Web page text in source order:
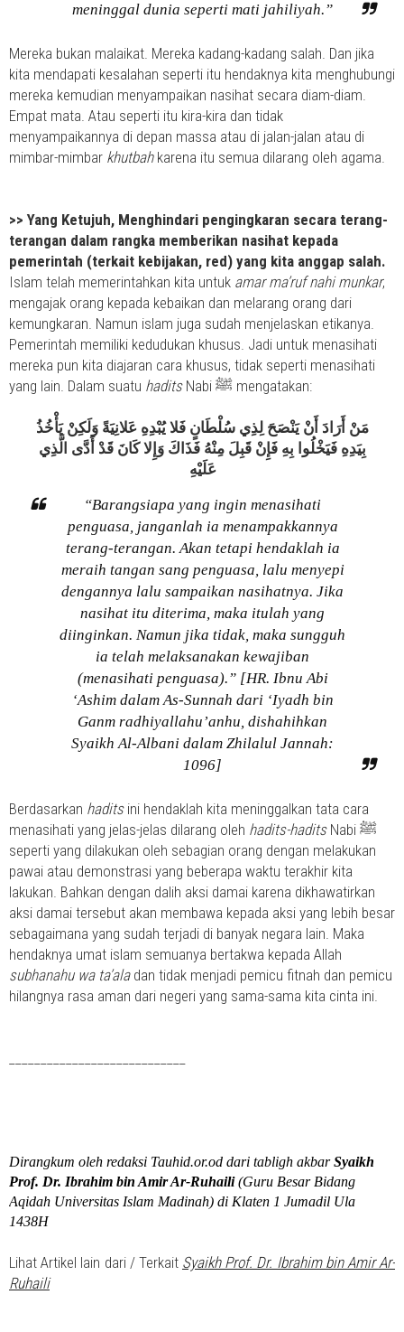
meninggal dunia seperti mati jahiliyah.”
Mereka bukan malaikat. Mereka kadang-kadang salah. Dan jika
kita mendapati kesalahan seperti itu hendaknya kita menghubungi
mereka kemudian menyampaikan nasihat secara diam-diam.
Empat mata. Atau seperti itu kira-kira dan tidak
menyampaikannya di depan massa atau di jalan-jalan atau di
mimbar-mimbar khutbah karena itu semua dilarang oleh agama.
>> Yang Ketujuh, Menghindari pengingkaran secara terang-
terangan dalam rangka memberikan nasihat kepada
pemerintah (terkait kebijakan, red) yang kita anggap salah.
Islam telah memerintahkan kita untuk amar ma’ruf nahi munkar,
mengajak orang kepada kebaikan dan melarang orang dari
kemungkaran. Namun islam juga sudah menjelaskan etikanya.
Pemerintah memiliki kedudukan khusus. Jadi untuk menasihati
mereka pun kita diajaran cara khusus, tidak seperti menasihati
yang lain. Dalam suatu hadits Nabi ﷺ mengatakan:
مَنْ أَرَادَ أَنْ يَنْصَحَ لِذِي سُلْطَانٍ فَلا يُبْدِهِ عَلانِيَةً وَلَكِنْ يَأْخُذُ
بِيَدِهِ فَيَخْلُوا بِهِ فَإِنْ قَبِلَ مِنْهُ فَذَاكَ وَإِلا كَانَ قَدْ أَدَّى الَّذِي
عَلَيْهِ
“Barangsiapa yang ingin menasihati
penguasa, janganlah ia menampakkannya
terang-terangan. Akan tetapi hendaklah ia
meraih tangan sang penguasa, lalu menyepi
dengannya lalu sampaikan nasihatnya. Jika
nasihat itu diterima, maka itulah yang
diinginkan. Namun jika tidak, maka sungguh
ia telah melaksanakan kewajiban
(menasihati penguasa).” [HR. Ibnu Abi
‘Ashim dalam As-Sunnah dari ‘Iyadh bin
Ganm radhiyallahu’anhu, dishahihkan
Syaikh Al-Albani dalam Zhilalul Jannah:
1096]
Berdasarkan hadits ini hendaklah kita meninggalkan tata cara
menasihati yang jelas-jelas dilarang oleh hadits-hadits Nabi ﷺ
seperti yang dilakukan oleh sebagian orang dengan melakukan
pawai atau demonstrasi yang beberapa waktu terakhir kita
lakukan. Bahkan dengan dalih aksi damai karena dikhawatirkan
aksi damai tersebut akan membawa kepada aksi yang lebih besar
sebagaimana yang sudah terjadi di banyak negara lain. Maka
hendaknya umat islam semuanya bertakwa kepada Allah
subhanahu wa ta’aladan tidak menjadi pemicu fitnah dan pemicu
hilangnya rasa aman dari negeri yang sama-sama kita cinta ini.
Dirangkum oleh redaksi Tauhid.or.od dari tabligh akbarSyaikh
Prof. Dr. Ibrahim bin Amir Ar-Ruhaili(Guru Besar Bidang
Aqidah Universitas Islam Madinah) di Klaten 1 Jumadil Ula
1438H
Lihat Artikel lain dari / Terkait Syaikh Prof. Dr. Ibrahim bin Amir Ar-
Ruhaili